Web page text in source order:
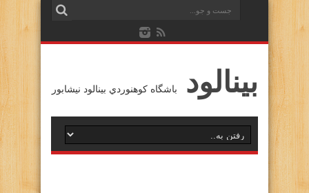
بينالود باشگاه كوهنوردي بينالود نيشابور